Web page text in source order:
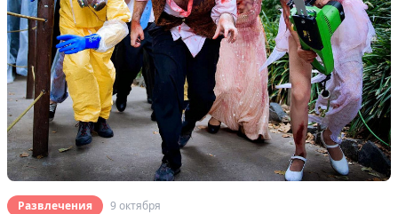
Развлечения 9 октября